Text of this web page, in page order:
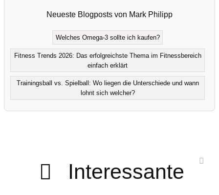
Interessante
Neueste Blogposts von Mark Philipp
Welches Omega-3 sollte ich kaufen?
Fitness Trends 2026: Das erfolgreichste Thema im Fitnessbereich
einfach erklärt
Trainingsball vs. Spielball: Wo liegen die Unterschiede und wann
lohnt sich welcher?